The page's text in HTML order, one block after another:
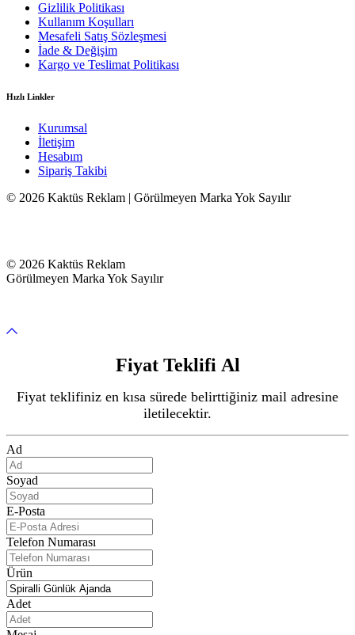
Gizlilik Politikası
Kullanım Koşulları
Mesafeli Satış Sözleşmesi
İade & Değişim
Kargo ve Teslimat Politikası
Hızlı Linkler
Kurumsal
İletişim
Hesabım
Sipariş Takibi
© 2026 Kaktüs Reklam | Görülmeyen Marka Yok Sayılır
© 2026 Kaktüs Reklam
Görülmeyen Marka Yok Sayılır
Fiyat Teklifi Al
Fiyat teklifiniz en kısa sürede belirttiğiniz mail adresine
iletilecektir.
Ad
Soyad
E-Posta
Telefon Numarası
Ürün
Adet